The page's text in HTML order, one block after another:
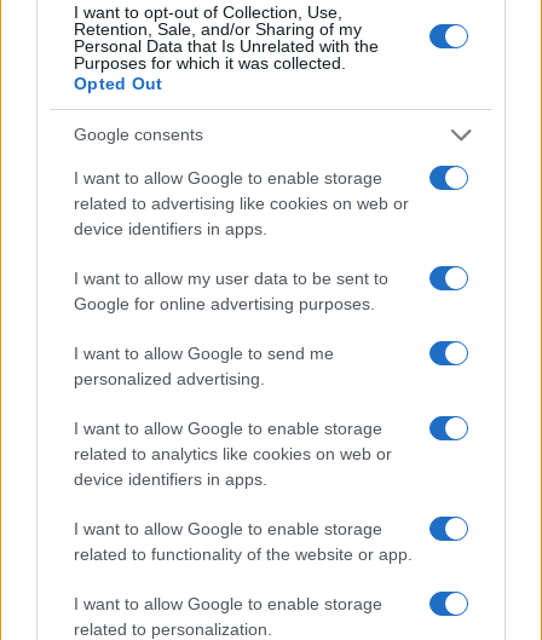
I want to opt-out of Collection, Use,
Retention, Sale, and/or Sharing of my
Personal Data that Is Unrelated with the
Purposes for which it was collected.
Opted Out
Google consents
I want to allow Google to enable storage
related to advertising like cookies on web or
device identifiers in apps.
I want to allow my user data to be sent to
Google for online advertising purposes.
I want to allow Google to send me
personalized advertising.
I want to allow Google to enable storage
related to analytics like cookies on web or
device identifiers in apps.
I want to allow Google to enable storage
related to functionality of the website or app.
I want to allow Google to enable storage
related to personalization.
Ricevi le nostre ultime news
daGoogle News
Condividi l'articolo
a
b
o
o
k
w
it
te
r
n
te
re
st
h
at
s
A
p
p
h
a
re
Prossimo articolo
NOTIZIE RECENTI
Incendio nella notte a Olbia, a fuoco due furgoni